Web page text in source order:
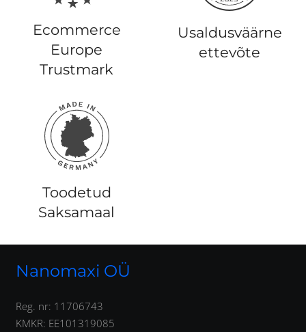
Ecommerce
Europe
Trustmark
Usaldusväärne
ettevõte
Toodetud
Saksamaal
Nanomaxi OÜ
Reg. nr: 11706743
KMKR: EE101319085